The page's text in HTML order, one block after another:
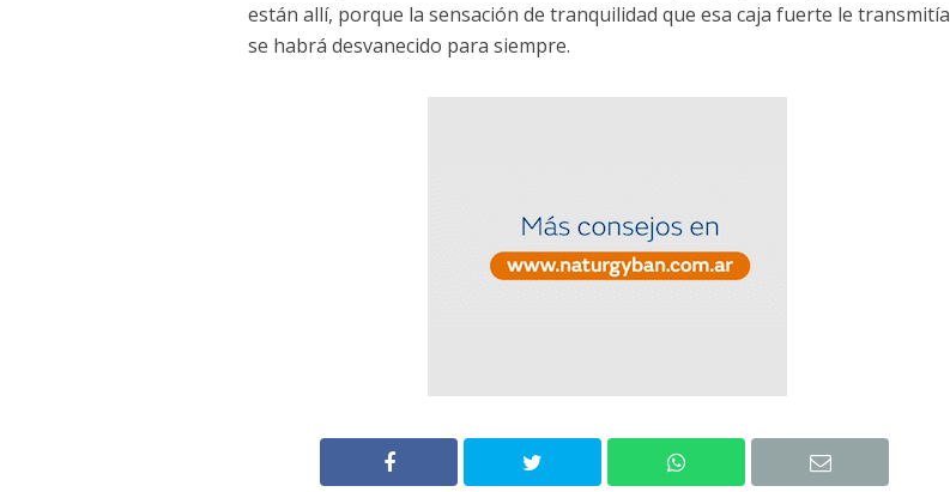
están allí, porque la sensación de tranquilidad que esa caja fuerte le transmitía
se habrá desvanecido para siempre.